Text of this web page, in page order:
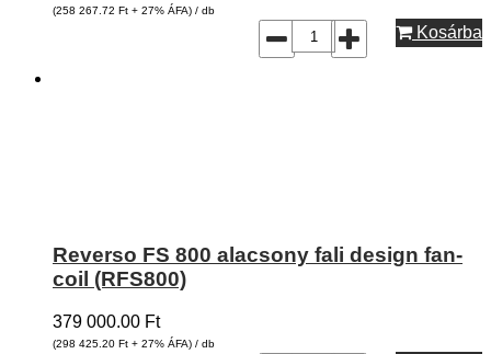
(258 267.72 Ft + 27% ÁFA) / db
Kosárba
Reverso FS 800 alacsony fali design fan-
coil (RFS800)
379 000.00 Ft
(298 425.20 Ft + 27% ÁFA) / db